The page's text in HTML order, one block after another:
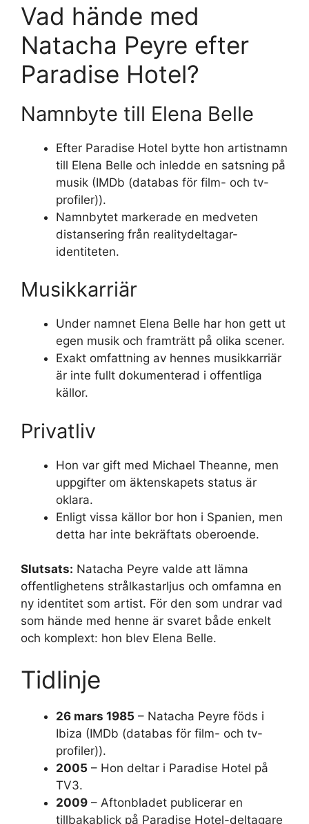
Vad hände med
Natacha Peyre efter
Paradise Hotel?
Namnbyte till Elena Belle
Efter Paradise Hotel bytte hon artistnamn
till Elena Belle och inledde en satsning på
musik (IMDb (databas för film- och tv-
profiler)).
Namnbytet markerade en medveten
distansering från realitydeltagar-
identiteten.
Musikkarriär
Under namnet Elena Belle har hon gett ut
egen musik och framträtt på olika scener.
Exakt omfattning av hennes musikkarriär
är inte fullt dokumenterad i offentliga
källor.
Privatliv
Hon var gift med Michael Theanne, men
uppgifter om äktenskapets status är
oklara.
Enligt vissa källor bor hon i Spanien, men
detta har inte bekräftats oberoende.
Slutsats: Natacha Peyre valde att lämna
offentlighetens strålkastarljus och omfamna en
ny identitet som artist. För den som undrar vad
som hände med henne är svaret både enkelt
och komplext: hon blev Elena Belle.
Tidlinje
26 mars 1985 – Natacha Peyre föds i
Ibiza (IMDb (databas för film- och tv-
profiler)).
2005 – Hon deltar i Paradise Hotel på
TV3.
2009 – Aftonbladet publicerar en
tillbakablick på Paradise Hotel-deltagare